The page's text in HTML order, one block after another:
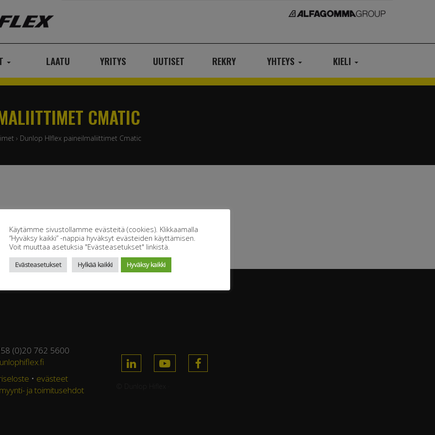
LAATU YRITYS UUTISET REKRY YHTEYS KIELI
CMATIC
› Dunlop HIflex paineilmaliittimet Cmatic
Cmatic
(0)20 762 5600
• evästeet
ja toimitusehdot
Käytämme sivustollamme evästeitä (cookies). Klikkaamalla
“Hyväksy kaikki” -nappia hyväksyt evästeiden käyttämisen.
Voit muuttaa asetuksia "Evästeasetukset" linkistä.
Evästeasetukset Hylkää kaikki Hyväksy kaikki